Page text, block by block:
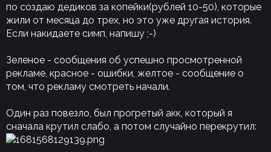
по создаю дедиков за копейки(рублей 10-50), которые
жили от месяца до трех, но это уже другая история.
Если накидаете симп, напишу ;-)
Зеленое - сообщения об успешно просмотренной
рекламе, красное - ошибки, желтое - сообщение о
том, что рекламу смотреть начали.
Один раз повезло, был прогретый акк, который я
сначала крутил слабо, а потом случайно перекрутил: